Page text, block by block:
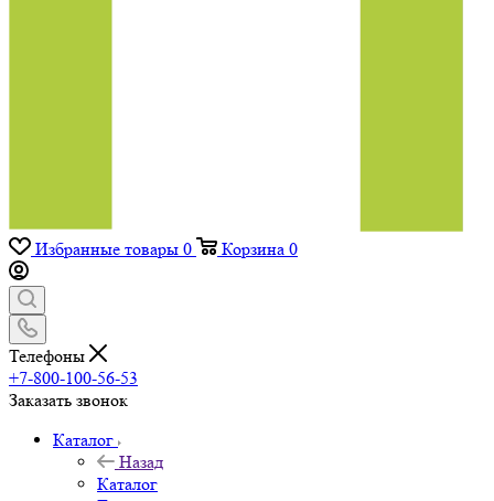
Избранные товары 0 Корзина 0
Телефоны
+7-800-100-56-53
Заказать звонок
Каталог
Назад
Каталог